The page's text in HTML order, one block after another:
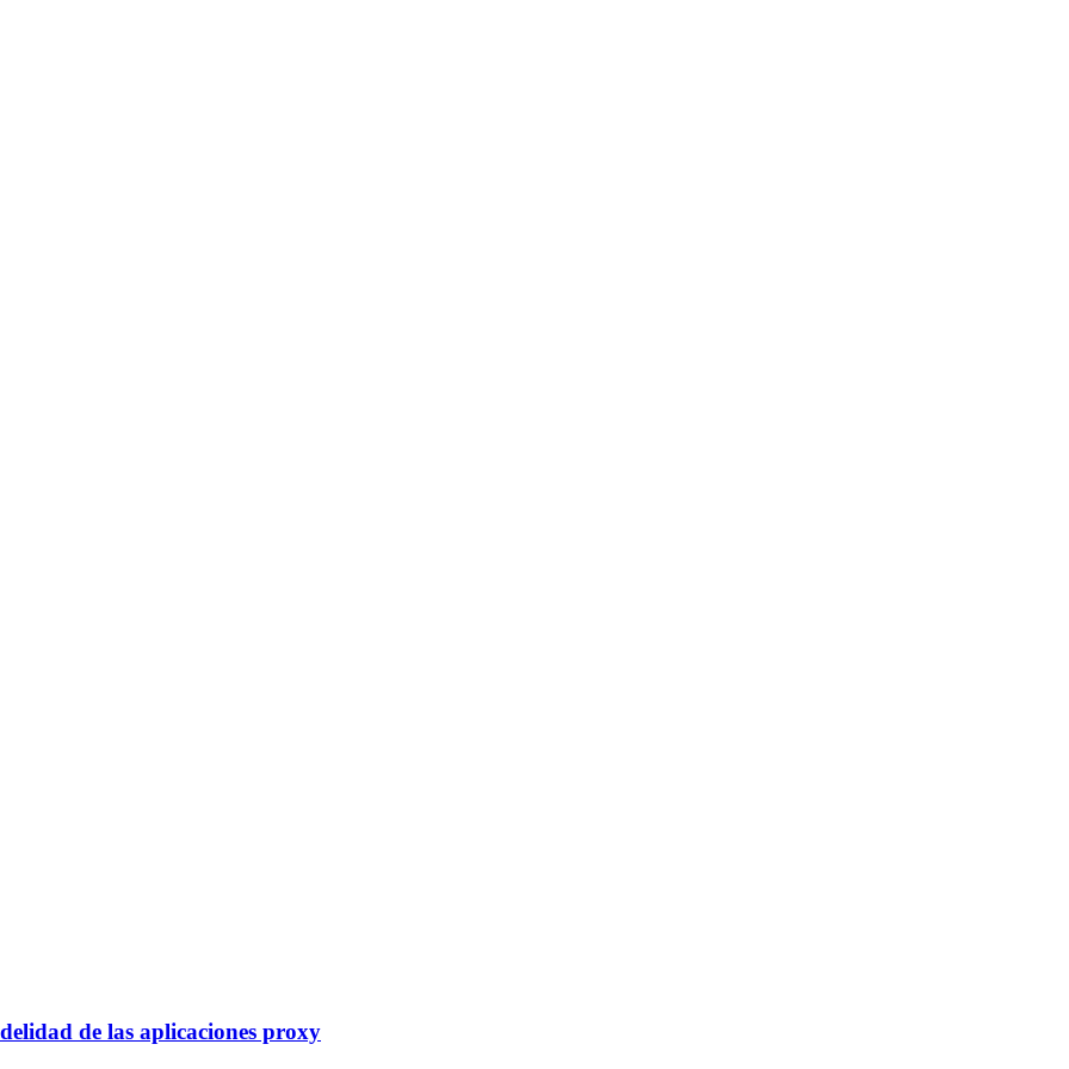
de las aplicaciones proxy